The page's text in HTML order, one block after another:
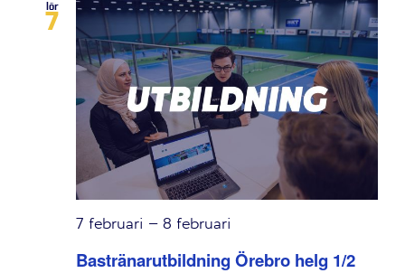
lör
7
Bastränarutbildning Örebro helg 1/2
7 februari – 8 februari